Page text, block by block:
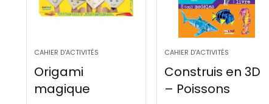
CAHIER D'ACTIVITÉS
Origami
magique
CAHIER D'ACTIVITÉS
Construis en 3D
– Poissons